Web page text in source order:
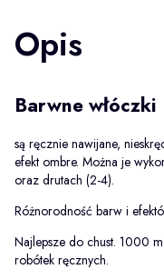
Opis
Barwne włóczki
są ręcznie nawijane,
efekt ombre. Można je
oraz drutach (2-4).
Różnorodność barw i
Najlepsze do chust. 1000
robótek ręcznych.